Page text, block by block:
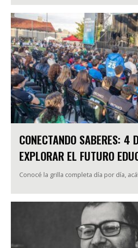
CONECTANDO SABERES: 4
EXPLORAR EL FUTURO
Conocé la grilla completa día por día, acá!